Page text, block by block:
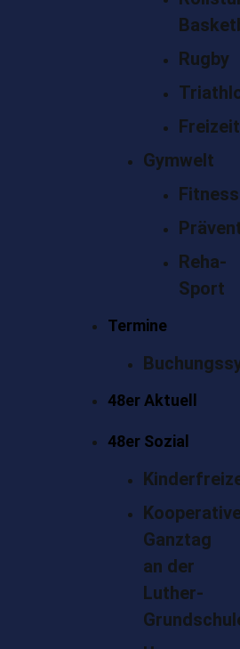
Rugby
Gymwelt
Fitness
Reha-
Sport
Termine
48er Aktuell
48er Sozial
Ganztag
an der
Luther-